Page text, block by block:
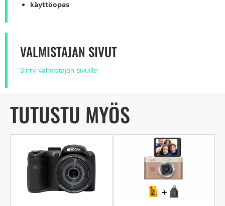
käyttöopas
VALMISTAJAN SIVUT
Siirry valmistajan sivuille
TUTUSTU MYÖS